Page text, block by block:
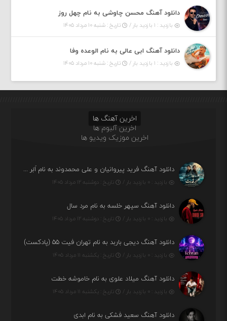
دانلود آهنگ محسن چاوشی به نام چهل روز
بازدید : ۱ بازدید بار / تاریخ : شنبه ۱۰ مرداد ۱۴۰۵
دانلود آهنگ ابی عالی به نام الوعده وفا
بازدید : ۱ بازدید بار / تاریخ : شنبه ۱۰ مرداد ۱۴۰۵
اخرین آهنگ ها
اخرین آلبوم ها
اخرین موزیک ویدیو ها
دانلود آهنگ فرید پیروانیان و علی محمدوند به نام اَبَر قدرت
بازدید : ۰ بازدید بار / تاریخ : دوشنبه ۱۲ مرداد ۱۴۰۵
دانلود آهنگ سپهر خلسه به نام مرد سال
بازدید : ۰ بازدید بار / تاریخ : دوشنبه ۱۲ مرداد ۱۴۰۵
دانلود آهنگ دیجی باربد به نام تهران فیت ۵۵ (پادکست)
بازدید : ۰ بازدید بار / تاریخ : یکشنبه ۱۱ مرداد ۱۴۰۵
دانلود آهنگ میلاد علوی به نام خاموشه خطت
بازدید : ۰ بازدید بار / تاریخ : یکشنبه ۱۱ مرداد ۱۴۰۵
دانلود آهنگ سعید فشکی به نام ابدی